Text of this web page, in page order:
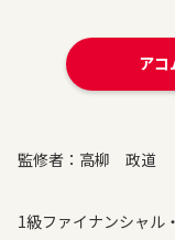
アコ
監修者：高柳 政道
1級ファイナンシャル